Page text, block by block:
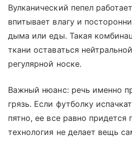
Вулканический пепел
впитывает влагу и
дыма или еды. Такая
ткани оставаться
регулярной носке.
Важный нюанс: речь именно
грязь. Если футболку
пятно, ее все равно
технология не делает вещь